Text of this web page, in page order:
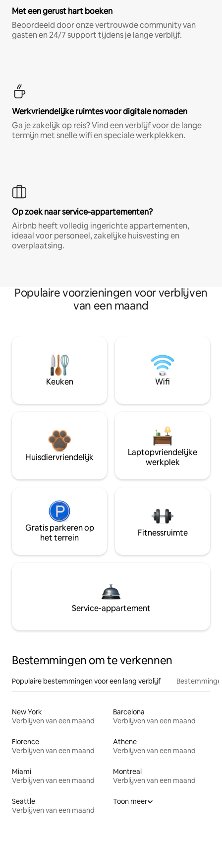
Met een gerust hart boeken
Beoordeeld door onze vertrouwde community van
gasten en 24/7 support tijdens je lange verblijf.
Werkvriendelijke ruimtes voor digitale nomaden
Ga je zakelijk op reis? Vind een verblijf voor de lange
termijn met snelle wifi en speciale werkplekken.
Op zoek naar service-appartementen?
Airbnb heeft volledig ingerichte appartementen,
ideaal voor personeel, zakelijke huisvesting en
overplaatsing.
Populaire voorzieningen voor verblijven
van een maand
Keuken Wifi
Huisdiervriendelijk
Laptopvriendelijke
werkplek
Gratis parkeren op
het terrein
Fitnessruimte
Service-appartement
Bestemmingen om te verkennen
Populaire bestemmingen voor een lang verblijf
New York
Verblijven van een maand
Barcelona
Verblijven van een maand
Florence
Verblijven van een maand
Athene
Verblijven van een maand
Miami
Verblijven van een maand
Montreal
Verblijven van een maand
Seattle
Verblijven van een maand
Toon meer